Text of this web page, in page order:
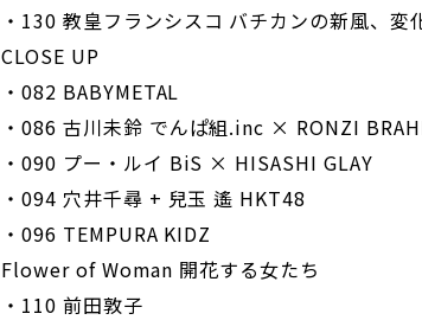
・130 教皇フランシスコ バチカンの新風、変
CLOSE UP
・082 BABYMETAL
・086 古川未鈴 でんぱ組.inc × RONZI
・090 プー・ルイ BiS × HISASHI GLAY
・094 穴井千尋 + 兒玉 遙 HKT48
・096 TEMPURA KIDZ
Flower of Woman 開花する女たち
・110 前田敦子